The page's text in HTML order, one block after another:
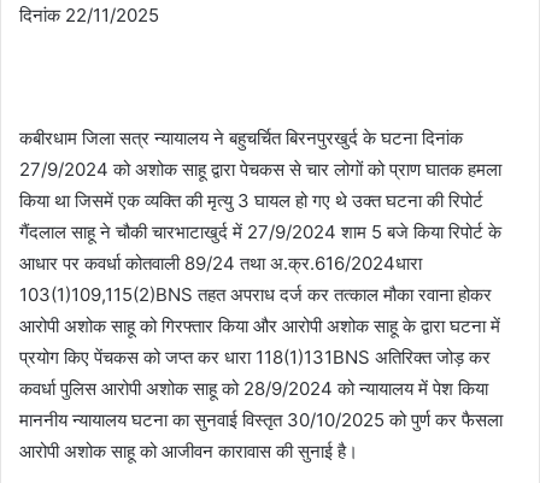
दिनांक 22/11/2025
कबीरधाम जिला सत्र न्यायालय ने बहुचर्चित बिरनपुरखुर्द के घटना दिनांक
27/9/2024 को अशोक साहू द्वारा पेचकस से चार लोगों को प्राण घातक हमला
किया था जिसमें एक व्यक्ति की मृत्यु 3 घायल हो गए थे उक्त घटना की रिपोर्ट
गैंदलाल साहू ने चौकी चारभाटाखुर्द में 27/9/2024 शाम 5 बजे किया रिपोर्ट के
आधार पर कवर्धा कोतवाली 89/24 तथा अ.क्र.616/2024धारा
103(1)109,115(2)BNS तहत अपराध दर्ज कर तत्काल मौका रवाना होकर
आरोपी अशोक साहू को गिरफ्तार किया और आरोपी अशोक साहू के द्वारा घटना में
प्रयोग किए पेंचकस को जप्त कर धारा 118(1)131BNS अतिरिक्त जोड़ कर
कवर्धा पुलिस आरोपी अशोक साहू को 28/9/2024 को न्यायालय में पेश किया
माननीय न्यायालय घटना का सुनवाई विस्तृत 30/10/2025 को पुर्ण कर फैसला
आरोपी अशोक साहू को आजीवन कारावास की सुनाई है।